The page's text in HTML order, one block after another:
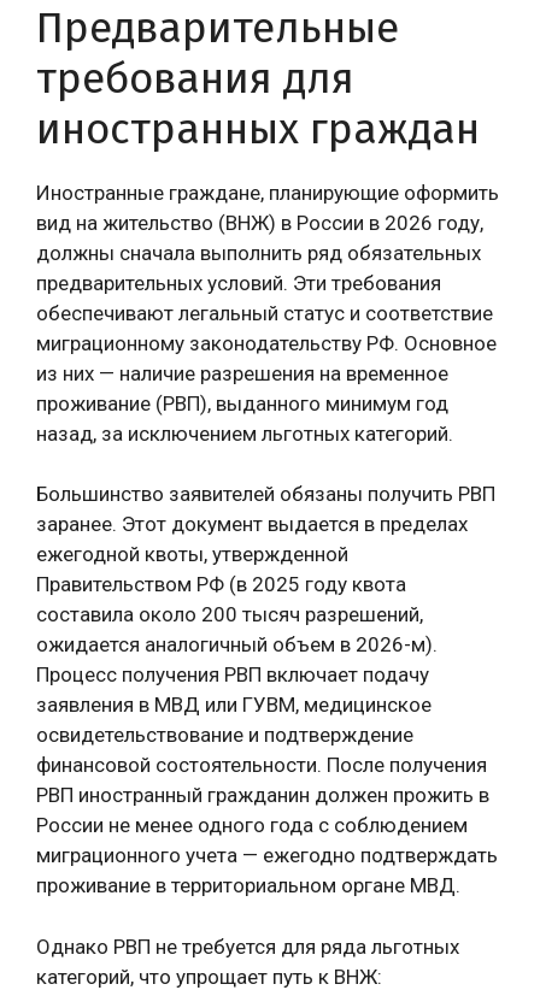
Предварительные
требования для
иностранных граждан
Иностранные граждане, планирующие оформить
вид на жительство (ВНЖ) в России в 2026 году,
должны сначала выполнить ряд обязательных
предварительных условий. Эти требования
обеспечивают легальный статус и соответствие
миграционному законодательству РФ. Основное
из них — наличие разрешения на временное
проживание (РВП), выданного минимум год
назад, за исключением льготных категорий.
Большинство заявителей обязаны получить РВП
заранее. Этот документ выдается в пределах
ежегодной квоты, утвержденной
Правительством РФ (в 2025 году квота
составила около 200 тысяч разрешений,
ожидается аналогичный объем в 2026-м).
Процесс получения РВП включает подачу
заявления в МВД или ГУВМ, медицинское
освидетельствование и подтверждение
финансовой состоятельности. После получения
РВП иностранный гражданин должен прожить в
России не менее одного года с соблюдением
миграционного учета — ежегодно подтверждать
проживание в территориальном органе МВД.
Однако РВП не требуется для ряда льготных
категорий, что упрощает путь к ВНЖ: